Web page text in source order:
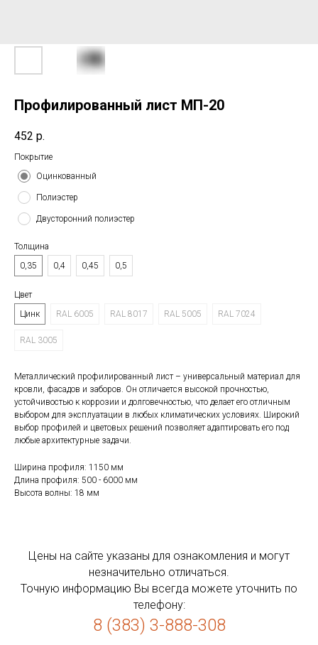
Профилированный лист МП-20
452 р.
Покрытие
Оцинкованный
Полиэстер
Двусторонний полиэстер
Толщина
0,35
0,4 0,45 0,5
Цвет
Цинк
RAL 6005 RAL 8017 RAL 5005 RAL 7024
RAL 3005
Металлический профилированный лист – универсальный материал для
кровли, фасадов и заборов. Он отличается высокой прочностью,
устойчивостью к коррозии и долговечностью, что делает его отличным
выбором для эксплуатации в любых климатических условиях. Широкий
выбор профилей и цветовых решений позволяет адаптировать его под
любые архитектурные задачи.
Ширина профиля: 1150 мм
Длина профиля: 500 - 6000 мм
Высота волны: 18 мм
Цены на сайте указаны для ознакомления и могут
незначительно отличаться.
Точную информацию Вы всегда можете уточнить по
телефону:
8 (383) 3-888-308